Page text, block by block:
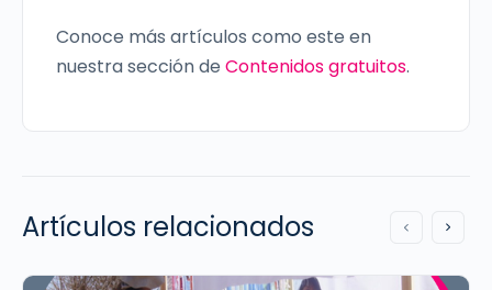
Conoce más artículos como este en
nuestra sección de Contenidos gratuitos.
Artículos relacionados